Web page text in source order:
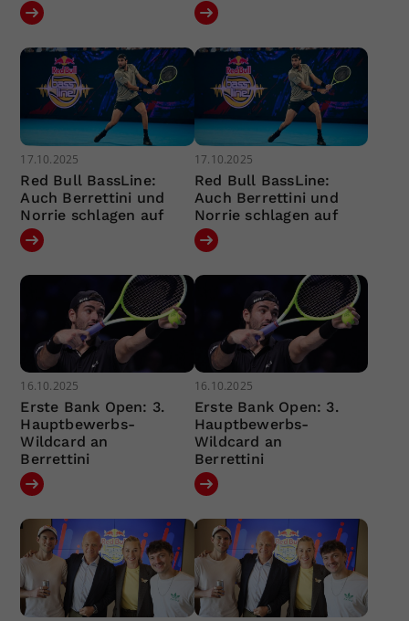
17.10.2025
Red Bull BassLine:
Auch Berrettini und
Norrie schlagen auf
17.10.2025
Red Bull BassLine:
Auch Berrettini und
Norrie schlagen auf
16.10.2025
Erste Bank Open: 3.
Hauptbewerbs-
Wildcard an
Berrettini
16.10.2025
Erste Bank Open: 3.
Hauptbewerbs-
Wildcard an
Berrettini